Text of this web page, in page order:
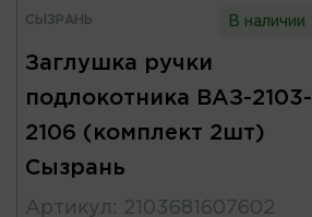
СЫЗРАНЬ В наличии
Заглушка ручки
подлокотника ВАЗ-2103-
2106 (комплект 2шт)
Сызрань
Артикул : 2103681607602